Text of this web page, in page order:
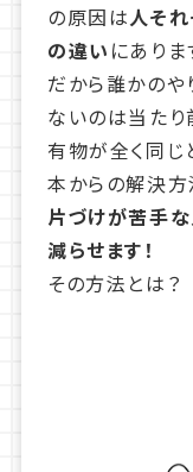
の原因は人そ
の違い にありま
だから誰かのや
ないのは当たり
有物が全く同じ
本からの解決方
片づけが苦手
減らせます！
その方法とは？